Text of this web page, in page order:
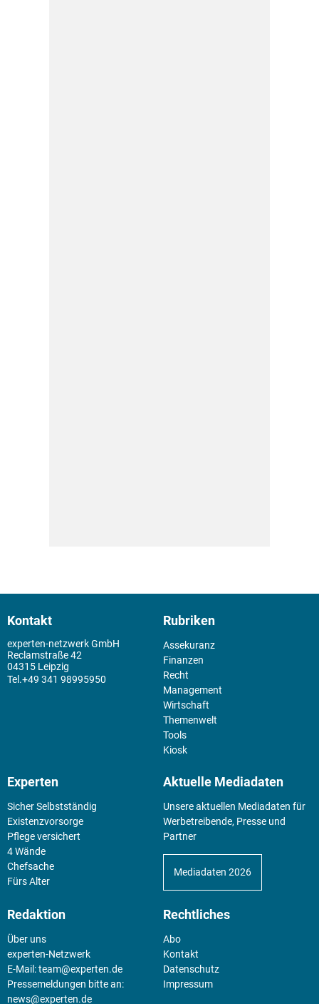
Kontakt
experten-netzwerk GmbH
Reclamstraße 42
04315 Leipzig
+49 341 98995950
Rubriken
Assekuranz
Finanzen
Recht
Management
Wirtschaft
Themenwelt
Tools
Kiosk
Experten
Sicher Selbstständig
Existenz­vorsorge
Pflege versichert
4 Wände
Chefsache
Fürs Alter
Aktuelle Mediadaten
Unsere aktuellen Mediadaten für
Werbetreibende, Presse und
Partner
Mediadaten 2026
Redaktion
Über uns
experten-Netzwerk
E-Mail:team@experten.de
Pressemeldungen bitte an:
news@experten.de
Rechtliches
Abo
Kontakt
Datenschutz
Impressum